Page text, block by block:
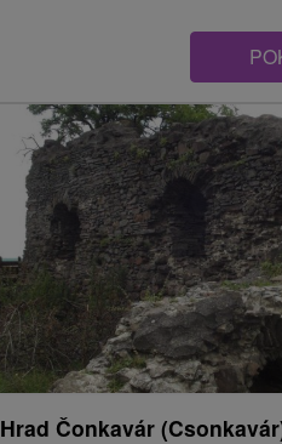
Hrad Čonkavár